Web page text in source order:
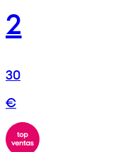
2
30
€